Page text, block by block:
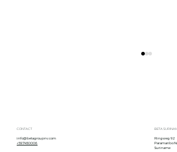
CONTACT
info@betagroupnv.com
+597450006
BETA
Ringweg 92
Paramaribo
Suriname